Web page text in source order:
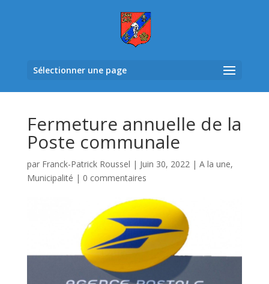
Sélectionner une page
Fermeture annuelle de la
Poste communale
par Franck-Patrick Roussel | Juin 30, 2022| A la une,
Municipalité | 0 commentaires